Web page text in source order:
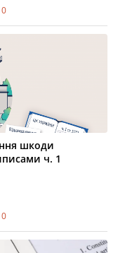
0
шкоди
ч. 1
0